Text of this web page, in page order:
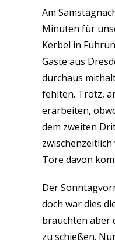
Am
Minuten für
Kerbel in
Gäste aus
durchaus
fehlten. Trotz,
erarbeiten,
dem zweiten
Tore davon
Der
doch war dies
brauchten aber
zu schießen.